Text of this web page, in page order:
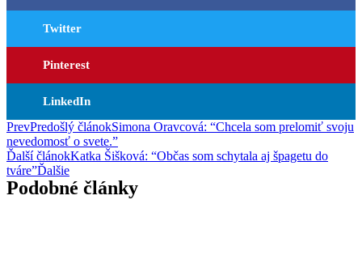
Twitter
Pinterest
LinkedIn
PrevPredošlý článokSimona Oravcová: “Chcela som prelomiť svoju
nevedomosť o svete.”
Ďalší článokKatka Šišková: “Občas som schytala aj špagetu do
tváre”Ďalšie
Podobné články